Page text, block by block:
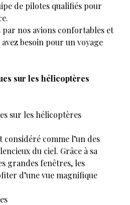
2
de pilotes qualifiés pour
nos avions confortables et
besoin pour un voyage
sur les hélicoptères
sur les hélicoptères
considéré comme l’un des
du ciel. Grâce à sa
grandes fenêtres, les
d’une vue magnifique